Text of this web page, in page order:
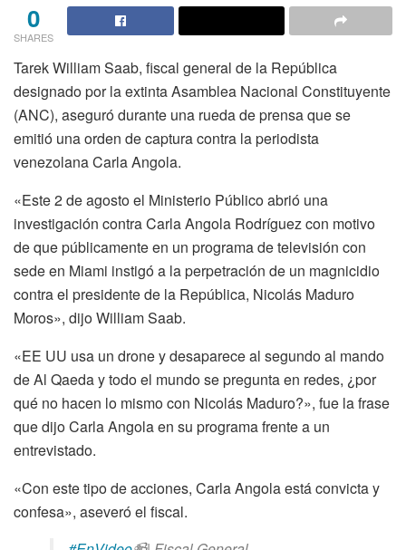
0
SHARES
Tarek William Saab, fiscal general de la República
designado por la extinta Asamblea Nacional Constituyente
(ANC), aseguró durante una rueda de prensa que se
emitió una orden de captura contra la periodista
venezolana Carla Angola.
«Este 2 de agosto el Ministerio Público abrió una
investigación contra Carla Angola Rodríguez con motivo
de que públicamente en un programa de televisión con
sede en Miami instigó a la perpetración de un magnicidio
contra el presidente de la República, Nicolás Maduro
Moros», dijo William Saab.
«EE UU usa un drone y desaparece al segundo al mando
de Al Qaeda y todo el mundo se pregunta en redes, ¿por
qué no hacen lo mismo con Nicolás Maduro?», fue la frase
que dijo Carla Angola en su programa frente a un
entrevistado.
«Con este tipo de acciones, Carla Angola está convicta y
confesa», aseveró el fiscal.